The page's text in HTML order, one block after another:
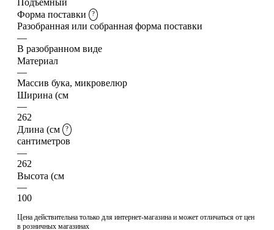
Форма поставки
?
Разобранная или собранная форма поставки
—
В разобранном виде
Материал
—
Массив бука, микровелюр
Ширина (см
—
262
Длина (см
?
сантиметров
—
262
Высота (см
—
100
Цена действительна только для интернет-магазина и может отличаться от цен
в розничных магазинах